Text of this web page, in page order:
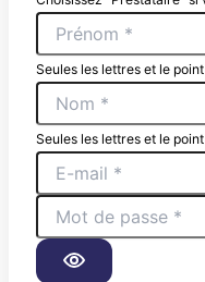
Seules les lettres et le
Seules les lettres et le